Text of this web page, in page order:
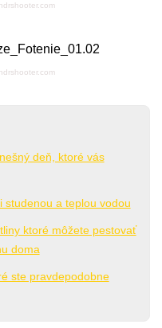
deň, ktoré vás
studenou a teplou vodou
ktoré môžete pestovať
doma
ste pravdepodobne